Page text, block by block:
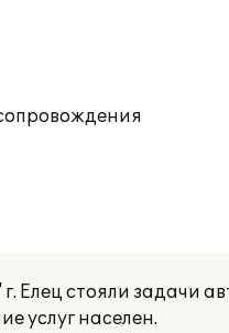
стояли задачи
услуг населен.